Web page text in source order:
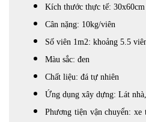
Kích thước thực tế: 30x60cm
Cân nặng: 10kg/viên
Số viên 1m2: khoảng 5.5
Màu sắc: đen
Chất liệu: đá tự nhiên
Ứng dụng xây dựng: Lát
Phương tiện vận chuyển: